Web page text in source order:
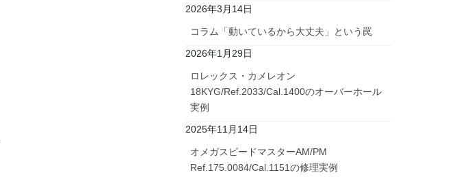
2026年3月14日
コラム「動いているから大丈夫」という罠
2026年1月29日
ロレックス・カメレオン
18KYG/Ref.2033/Cal.1400のオーバーホール
実例
2025年11月14日
オメガスピードマスターAM/PM
Ref.175.0084/Cal.1151の修理実例